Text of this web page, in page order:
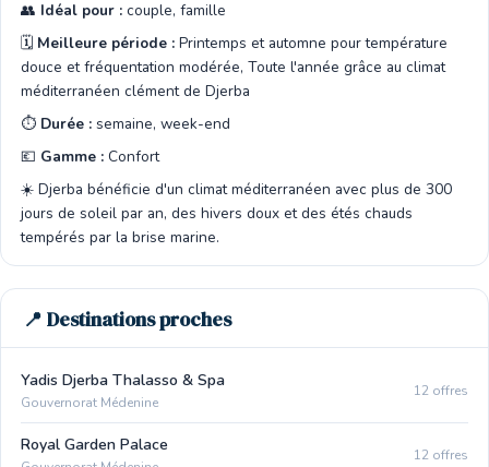
👥 Idéal pour : couple, famille
🗓️ Meilleure période : Printemps et automne pour température
douce et fréquentation modérée, Toute l'année grâce au climat
méditerranéen clément de Djerba
⏱️ Durée : semaine, week-end
💶 Gamme : Confort
☀️ Djerba bénéficie d'un climat méditerranéen avec plus de 300
jours de soleil par an, des hivers doux et des étés chauds
tempérés par la brise marine.
📍 Destinations proches
Yadis Djerba Thalasso & Spa
Gouvernorat Médenine
12 offres
Royal Garden Palace 12 offres